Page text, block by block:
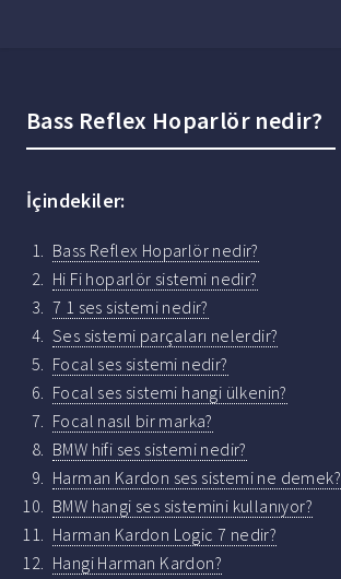
Bass Reflex Hoparlör nedir?
İçindekiler:
Bass Reflex Hoparlör nedir?
Hi Fi hoparlör sistemi nedir?
7 1 ses sistemi nedir?
Ses sistemi parçaları nelerdir?
Focal ses sistemi nedir?
Focal ses sistemi hangi ülkenin?
Focal nasıl bir marka?
BMW hifi ses sistemi nedir?
Harman Kardon ses sistemi ne demek?
BMW hangi ses sistemini kullanıyor?
Harman Kardon Logic 7 nedir?
Hangi Harman Kardon?